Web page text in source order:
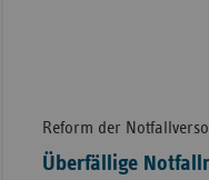
Reform der
Überfällige